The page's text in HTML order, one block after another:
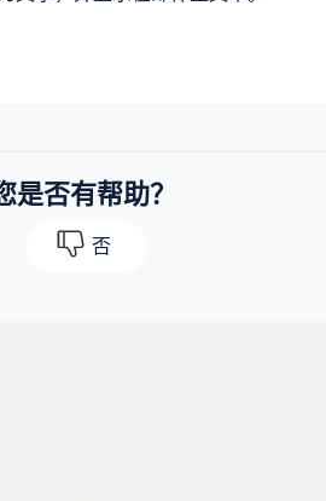
是否有帮助？
否